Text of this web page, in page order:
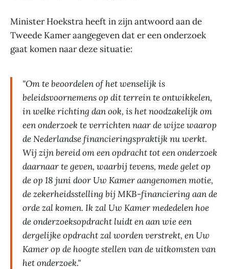
Minister Hoekstra heeft in zijn antwoord aan de
Tweede Kamer aangegeven dat er een onderzoek
gaat komen naar deze situatie:
"Om te beoordelen of het wenselijk is
beleidsvoornemens op dit terrein te ontwikkelen,
in welke richting dan ook, is het noodzakelijk om
een onderzoek te verrichten naar de wijze waarop
de Nederlandse financieringspraktijk nu werkt.
Wij zijn bereid om een opdracht tot een onderzoek
daarnaar te geven, waarbij tevens, mede gelet op
de op 18 juni door Uw Kamer aangenomen motie,
de zekerheidsstelling bij MKB-financiering aan de
orde zal komen. Ik zal Uw Kamer mededelen hoe
de onderzoeksopdracht luidt en aan wie een
dergelijke opdracht zal worden verstrekt, en Uw
Kamer op de hoogte stellen van de uitkomsten van
het onderzoek."